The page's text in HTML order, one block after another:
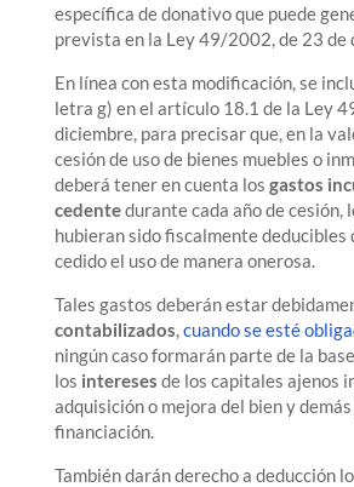
específica de donativo que puede
prevista en la Ley 49/2002, de 23 de
En línea con esta modificación, se
letra g) en el artículo 18.1 de la Ley
diciembre, para precisar que, en la
cesión de uso de bienes muebles o
deberá tener en cuenta los gastos
cedentedurante cada año de cesión,
hubieran sido fiscalmente deducibles
cedido el uso de manera onerosa.
Tales gastos deberán estar
contabilizados,cuando se esté
ningún caso formarán parte de la
los intereses de los capitales ajenos
adquisición o mejora del bien y
financiación.
También darán derecho a deducción